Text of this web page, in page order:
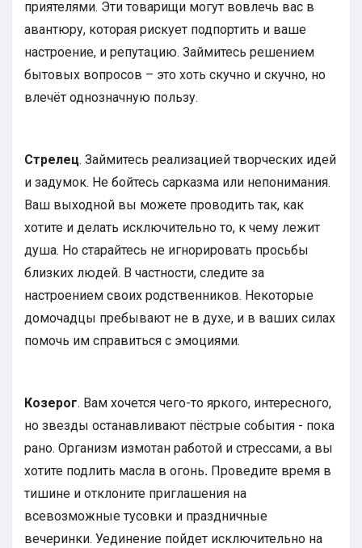
приятелями. Эти товарищи могут вовлечь вас в
авантюру, которая рискует подпортить и ваше
настроение, и репутацию. Займитесь решением
бытовых вопросов – это хоть скучно и скучно, но
влечёт однозначную пользу.
Стрелец. Займитесь реализацией творческих идей
и задумок. Не бойтесь сарказма или непонимания.
Ваш выходной вы можете проводить так, как
хотите и делать исключительно то, к чему лежит
душа. Но старайтесь не игнорировать просьбы
близких людей. В частности, следите за
настроением своих родственников. Некоторые
домочадцы пребывают не в духе, и в ваших силах
помочь им справиться с эмоциями.
Козерог. Вам хочется чего-то яркого, интересного,
но звезды останавливают пёстрые события - пока
рано. Организм измотан работой и стрессами, а вы
хотите подлить масла в огонь. Проведите время в
тишине и отклоните приглашения на
всевозможные тусовки и праздничные
вечеринки. Уединение пойдет исключительно на